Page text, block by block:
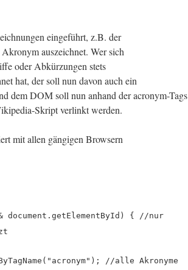
eingeführt, z.B. der
auszeichnet. Wer sich
oder Abkürzungen stets
hat, der soll nun davon auch ein
dem DOM soll nun anhand der acronym-Tags
Skript verlinkt werden.
mit allen gängigen Browsern
document.getElementById) { //nur
//alle Akronyme